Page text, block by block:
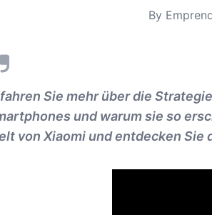
By
Sie mehr über die
und warum sie so
von Xiaomi und entdecken